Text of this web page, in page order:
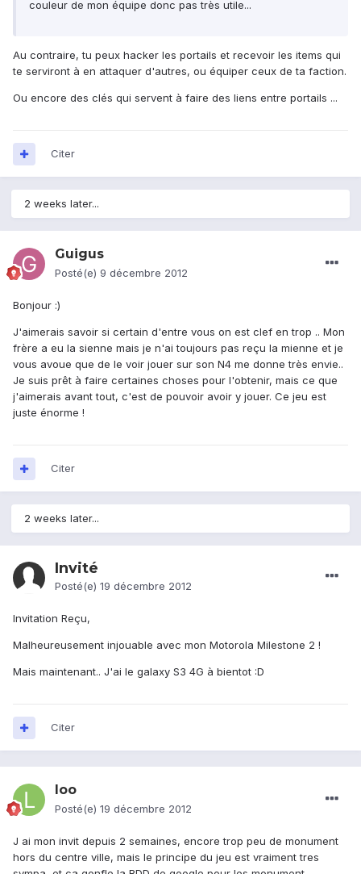
couleur de mon équipe donc pas très utile...
Au contraire, tu peux hacker les portails et recevoir les items qui
te serviront à en attaquer d'autres, ou équiper ceux de ta faction.
Ou encore des clés qui servent à faire des liens entre portails ...
Citer
2 weeks later...
Guigus
Posté(e) 9 décembre 2012
Bonjour :)
J'aimerais savoir si certain d'entre vous on est clef en trop .. Mon
frère a eu la sienne mais je n'ai toujours pas reçu la mienne et je
vous avoue que de le voir jouer sur son N4 me donne très envie..
Je suis prêt à faire certaines choses pour l'obtenir, mais ce que
j'aimerais avant tout, c'est de pouvoir avoir y jouer. Ce jeu est
juste énorme !
Citer
2 weeks later...
Invité
Posté(e) 19 décembre 2012
Invitation Reçu,
Malheureusement injouable avec mon Motorola Milestone 2 !
Mais maintenant.. J'ai le galaxy S3 4G à bientot :D
Citer
loo
Posté(e) 19 décembre 2012
J ai mon invit depuis 2 semaines, encore trop peu de monument
hors du centre ville, mais le principe du jeu est vraiment tres